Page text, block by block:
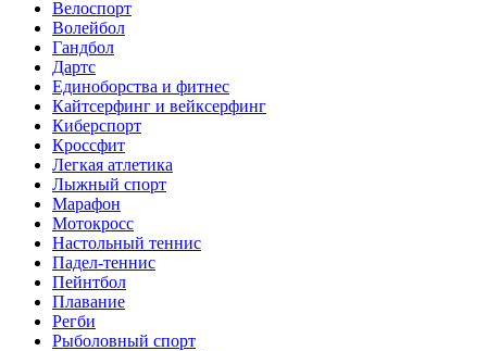
Велоспорт
Волейбол
Гандбол
Дартс
Единоборства и фитнес
Кайтсерфинг и вейксерфинг
Киберспорт
Кроссфит
Легкая атлетика
Лыжный спорт
Марафон
Мотокросс
Настольный теннис
Падел-теннис
Пейнтбол
Плавание
Регби
Рыболовный спорт